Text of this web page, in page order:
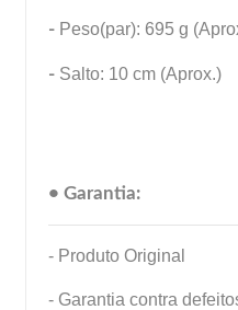
- Peso(par): 695 g
- Salto: 10 cm (Aprox.)
• Garantia:
- Produto Original
- Garantia contra